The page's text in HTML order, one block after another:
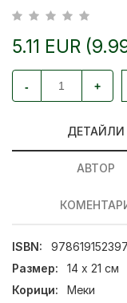
5.11 EUR
- +
ДЕТАЙЛИ
АВТОР
ISBN:
Размер:
14 х 21 см
Корици:
Меки